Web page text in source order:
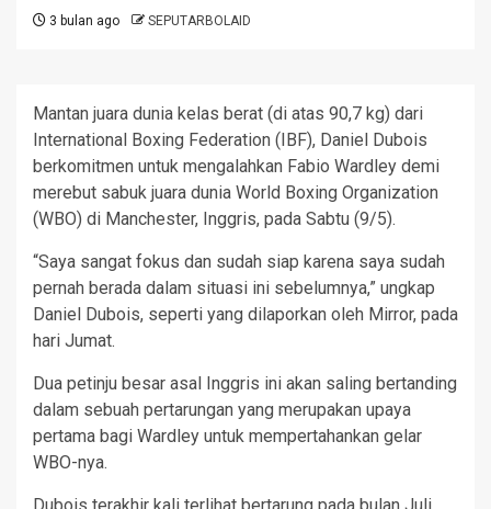
3 bulan ago SEPUTARBOLAID
Mantan juara dunia kelas berat (di atas 90,7 kg) dari
International Boxing Federation (IBF), Daniel Dubois
berkomitmen untuk mengalahkan Fabio Wardley demi
merebut sabuk juara dunia World Boxing Organization
(WBO) di Manchester, Inggris, pada Sabtu (9/5).
“Saya sangat fokus dan sudah siap karena saya sudah
pernah berada dalam situasi ini sebelumnya,” ungkap
Daniel Dubois, seperti yang dilaporkan oleh Mirror, pada
hari Jumat.
Dua petinju besar asal Inggris ini akan saling bertanding
dalam sebuah pertarungan yang merupakan upaya
pertama bagi Wardley untuk mempertahankan gelar
WBO-nya.